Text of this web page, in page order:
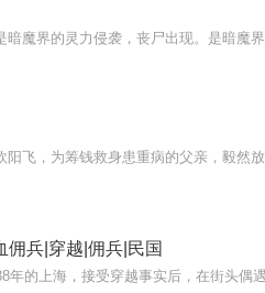
佣兵|穿越|佣兵|民国